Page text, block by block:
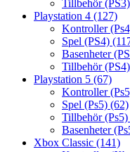
Tillbehör (PS3)
Playstation 4 (127)
Kontroller
Spel (PS4)
Basenheter
Tillbehör (PS4)
Playstation 5 (67)
Kontroller
Spel (Ps5) (62)
Tillbehör (Ps5)
Basenheter
Xbox Classic (141)